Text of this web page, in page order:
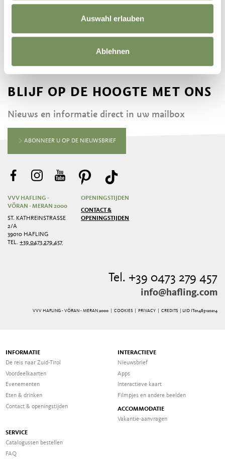
Auswahl erlauben
Ablehnen
BLIJF OP DE HOOGTE MET ONS
Nieuws en informatie direct in uw mailbox
ABONNEER U OP DE NIEUWSBRIEF
VVV HAFLING -
VÖRAN - MERAN 2000
ST. KATHREINSTRASSE 2
/A
39010 HAFLING
TEL.+39 0473 279 457
OPENINGSTIJDEN
CONTACT &
OPENINGSTIJDEN
Tel. +39 0473 279 457
info@hafling.com
VVV HAFLING - VÖRAN - MERAN 2000 | COOKIES| PRIVACY| CREDITS | UID IT01485120214
INFORMATIE
De reis naar Zuid-Tirol
Voordeelkaarten
Evenementen
Eten & drinken
Contact & openingstijden
INTERACTIEVE
Nieuwsbrief
Apps
Interactieve kaart
Filmpjes en andere beelden
ACCOMMODATIE
Vakantie-aanvragen
SERVICE
Catalogussen bestellen
FAQ